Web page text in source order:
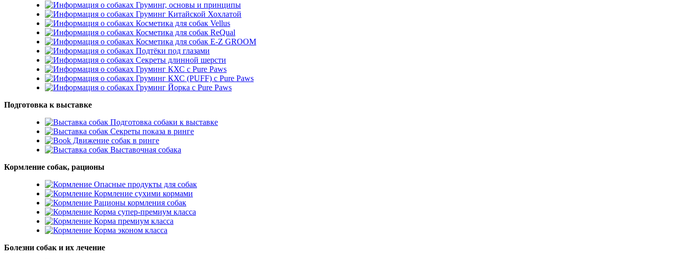
Груминг, основы и принципы
Груминг Китайской Хохлатой
Косметика для собак Vellus
Косметика для собак ReQual
Косметика для собак E-Z GROOM
Подтёки под глазами
Секреты длинной шерсти
Груминг КХС с Pure Paws
Груминг КХС (PUFF) с Pure Paws
Груминг Йорка с Pure Paws
Подготовка к выставке
Подготовка собаки к выставке
Секреты показа в ринге
Движение собак в ринге
Выставочная собака
Кормление собак, рационы
Опасные продукты для собак
Кормление сухими кормами
Рационы кормления собак
Корма супер-премиум класса
Корма премиум класса
Корма эконом класса
Болезни собак и их лечение